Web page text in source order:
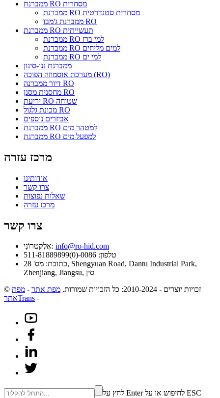
ממברנת RO מסחרית
ממברנת RO מסחרית סטנדרטית
ממברנת ג'מבו RO
ממברנת RO תעשייתית
ממברנת RO למי ברז
ממברנת RO למים מליחים
ממברנת RO למי ים
ממברנת ננו-סינון
מערכת אוסמוזה הפוכה (RO)
דיור ממברנה RO
מחסנית מסנן RO
יריעת RO שטוחה
מכונת גלגול RO
אביזרים נוספים
ממברנת RO למטהר מים
ממברנת RO למפעל מים
מרכז עזרה
אודותינו
צרו קשר
שאלות נפוצות
מרכז עזרה
צרו קשר
אֶלֶקטרוֹנִי: info@ro-hid.com
טלפון: 0086-(0)511-81889899
כתובת: מס' 28, Shengyuan Road, Dantu Industrial Park,
Zhenjiang, Jiangsu, סין
© זכויות יוצרים - 2010-2024: כל הזכויות שמורות.
מפת אתר - מפת
אתרTrans -
לחץ על Enter לחיפוש או על ESC